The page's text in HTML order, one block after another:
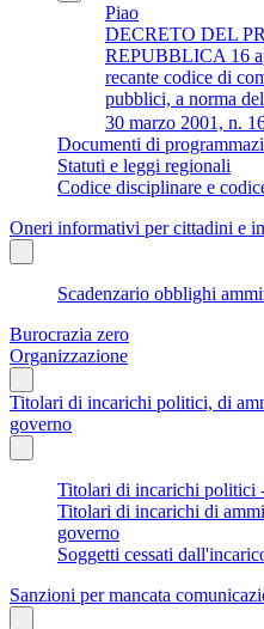
Piao
DECRETO DEL
REPUBBLICA 16
recante codice di
pubblici, a norma
30 marzo 2001, n.
Documenti di
Statuti e leggi regionali
Codice disciplinare e
Oneri informativi per cittadini e
Scadenzario obblighi
Burocrazia zero
Organizzazione
Titolari di incarichi politici, di
governo
Titolari di incarichi politici
Titolari di incarichi di
governo
Soggetti cessati
Sanzioni per mancata